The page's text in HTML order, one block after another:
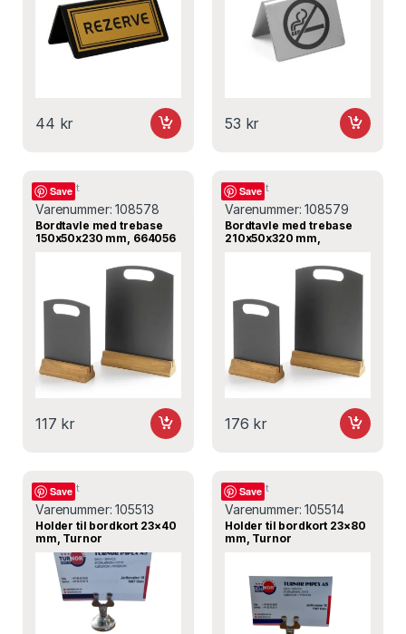
44 kr 53 kr
Save
Bordskilt
Varenummer:108578
Bordtavle med trebase
150x50x230 mm, 664056
117 kr
Save
Bordskilt
Varenummer:108579
Bordtavle med trebase
210x50x320 mm,
176 kr
Save
Bordskilt
Varenummer:105513
Holder til bordkort 23×40
mm, Turnor
Save
Bordskilt
Varenummer:105514
Holder til bordkort 23×80
mm, Turnor